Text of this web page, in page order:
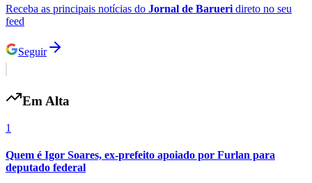
Receba as principais notícias do Jornal de Barueri direto no seu
feed
Seguir
Em Alta
1
Quem é Igor Soares, ex-prefeito apoiado por Furlan para
deputado federal